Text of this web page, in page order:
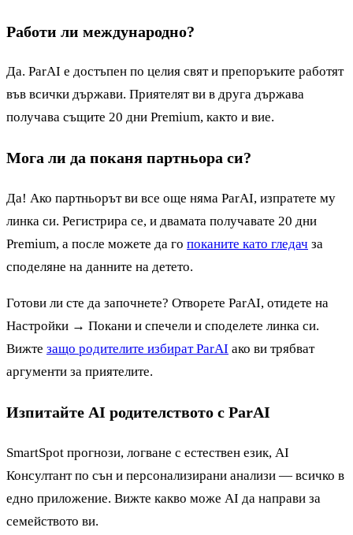
Работи ли международно?
Да. ParAI е достъпен по целия свят и препоръките работят
във всички държави. Приятелят ви в друга държава
получава същите 20 дни Premium, както и вие.
Мога ли да поканя партньора си?
Да! Ако партньорът ви все още няма ParAI, изпратете му
линка си. Регистрира се, и двамата получавате 20 дни
Premium, а после можете да го поканите като гледач за
споделяне на данните на детето.
Готови ли сте да започнете? Отворете ParAI, отидете на
Настройки → Покани и спечели и споделете линка си.
Вижте защо родителите избират ParAI ако ви трябват
аргументи за приятелите.
Изпитайте AI родителството с ParAI
SmartSpot прогнози, логване с естествен език, AI
Консултант по сън и персонализирани анализи — всичко в
едно приложение. Вижте какво може AI да направи за
семейството ви.